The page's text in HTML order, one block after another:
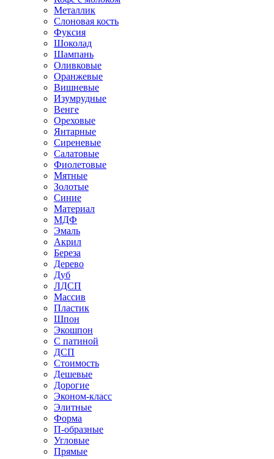
Металлик
Слоновая кость
Фуксия
Шоколад
Шампань
Оливковые
Оранжевые
Вишневые
Изумрудные
Венге
Ореховые
Янтарные
Сиреневые
Салатовые
Фиолетовые
Мятные
Золотые
Синие
Материал
МДФ
Эмаль
Акрил
Береза
Дерево
Дуб
ЛДСП
Массив
Пластик
Шпон
Экошпон
С патиной
ДСП
Стоимость
Дешевые
Дорогие
Эконом-класс
Элитные
Форма
П-образные
Угловые
Прямые